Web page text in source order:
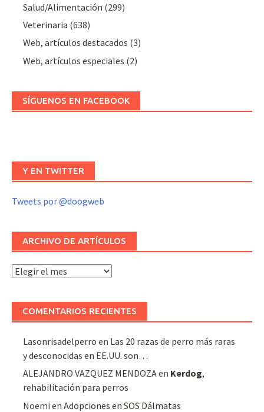
Salud/Alimentación (299)
Veterinaria (638)
Web, artículos destacados (3)
Web, artículos especiales (2)
SÍGUENOS EN FACEBOOK
Y EN TWITTER
Tweets por @doogweb
ARCHIVO DE ARTÍCULOS
Archivo
COMENTARIOS RECIENTES
Lasonrisadelperro en Las 20 razas de perro más raras
y desconocidas en EE.UU. son…
ALEJANDRO VAZQUEZ MENDOZAen Kerdog,
rehabilitación para perros
Noemi enAdopciones en SOS Dálmatas